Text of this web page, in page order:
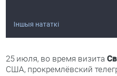
Іншыя нататкі
25 июля, во время визита
США, прокремлёвский